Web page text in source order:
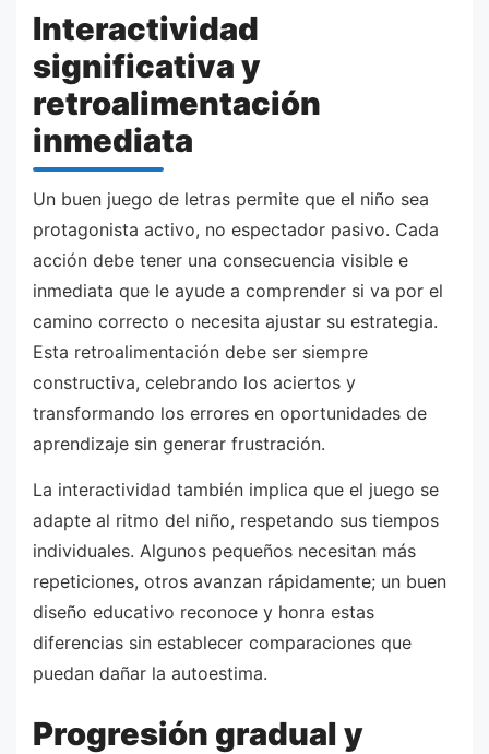
Interactividad
significativa y
retroalimentación
inmediata
Un buen juego de letras permite que el niño sea
protagonista activo, no espectador pasivo. Cada
acción debe tener una consecuencia visible e
inmediata que le ayude a comprender si va por el
camino correcto o necesita ajustar su estrategia.
Esta retroalimentación debe ser siempre
constructiva, celebrando los aciertos y
transformando los errores en oportunidades de
aprendizaje sin generar frustración.
La interactividad también implica que el juego se
adapte al ritmo del niño, respetando sus tiempos
individuales. Algunos pequeños necesitan más
repeticiones, otros avanzan rápidamente; un buen
diseño educativo reconoce y honra estas
diferencias sin establecer comparaciones que
puedan dañar la autoestima.
Progresión gradual y